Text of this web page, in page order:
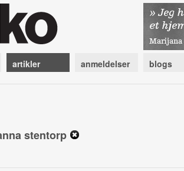
artikler anmeldelser blogs
stentorp